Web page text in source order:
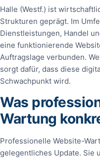
Halle (Westf.) ist
Strukturen geprägt. Im
Dienstleistungen, Handel
eine funktionierende
Auftragslage verbunden.
sorgt dafür, dass diese
Schwachpunkt wird.
Was
Wartung
Professionelle Website-
gelegentliches Update. Sie